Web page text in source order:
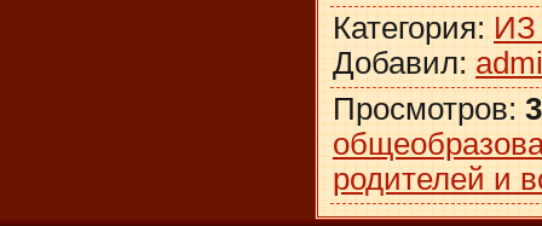
Категория:
Добавил:
Просмотров:
родителей и